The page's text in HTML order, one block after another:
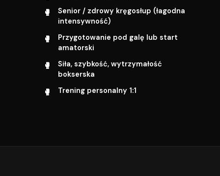
Senior / zdrowy kręgosłup (łagodna
intensywność)
Przygotowanie pod galę lub start
amatorski
Siła, szybkość, wytrzymałość
bokserska
Trening personalny 1:1